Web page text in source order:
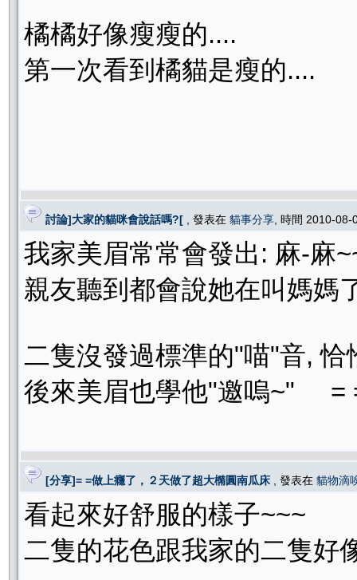
橘橘好像瘦瘦的....
第一次看到橘貓是瘦的....
討論]大家的貓咪會說話嗎?[ , 發表在 貓事分享 , 時間 2010-
我家美眉常常會發出: 麻-麻
親友聽到都會說她在叫媽媽
二隻沒發過標準的"喵"音, 恰
後來美眉也學他"邀嗚~" =
[分享]= =做上癮了，２天做了超大橢圓南瓜床 , 發表在 貓物滴
看起來好舒服的樣子~~~
二隻的花色跟我家的二隻好